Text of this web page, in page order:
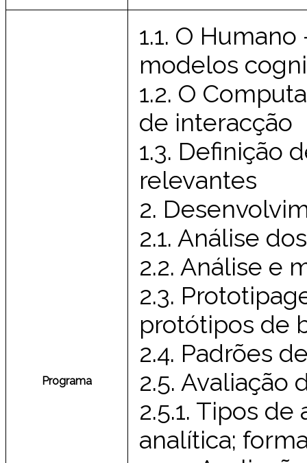
Programa
1.1. O
modelos
1.2. O
de interacção
1.3. Definição
relevantes
2.
2.1. Análise
2.2. Análise e
2.3.
protótipos de
2.4. Padrões
2.5. Avaliação
2.5.1. Tipos
analítica;